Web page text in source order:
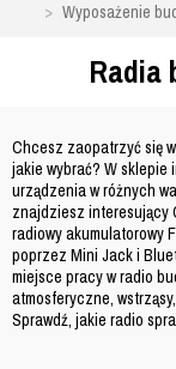
Wyposażenie
Radia
Chcesz zaopatrzyć się
jakie wybrać? W sklepie
urządzenia w różnych
znajdziesz interesujący
radiowy akumulatorowy
poprzez Mini Jack i
miejsce pracy w radio
atmosferyczne,
Sprawdź, jakie radio